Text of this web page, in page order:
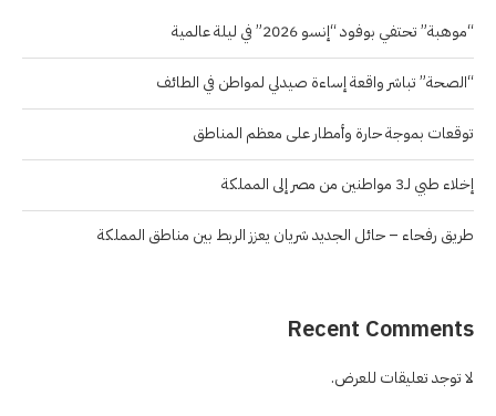
“موهبة” تحتفي بوفود “إنسو 2026” في ليلة عالمية
“الصحة” تباشر واقعة إساءة صيدلي لمواطن في الطائف
توقعات بموجة حارة وأمطار على معظم المناطق
إخلاء طبي لـ3 مواطنين من مصر إلى المملكة
طريق رفحاء – حائل الجديد شريان يعزز الربط بين مناطق المملكة
Recent Comments
لا توجد تعليقات للعرض.